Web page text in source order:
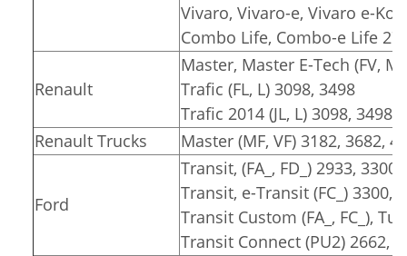
Vivaro, Vivaro-e, Vivaro e-
Combo Life, Combo-e Life
Renault
Master, Master E-Tech (FV,
Trafic (FL, L) 3098, 3498
Trafic 2014 (JL, L) 3098, 3498
Renault Trucks
Master (MF, VF) 3182, 3682,
Ford
Transit, (FA_, FD_) 2933, 3300,
Transit, e-Transit (FC_) 3300,
Transit Custom (FA_, FC_),
Transit Connect (PU2) 2662,